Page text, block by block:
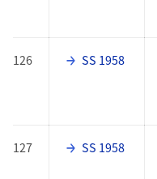
126 SS 1958
127 SS 1958